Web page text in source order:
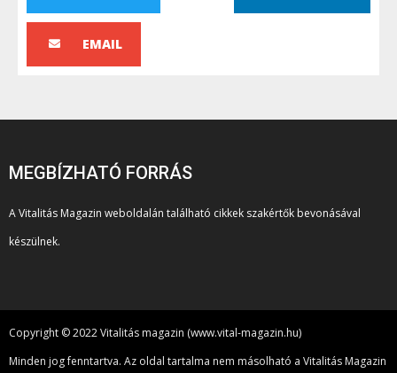
EMAIL
MEGBÍZHATÓ FORRÁS
A Vitalitás Magazin weboldalán található cikkek szakértők bevonásával
készülnek.
Copyright © 2022 Vitalitás magazin (www.vital-magazin.hu)
Minden jog fenntartva. Az oldal tartalma nem másolható a Vitalitás Magazin